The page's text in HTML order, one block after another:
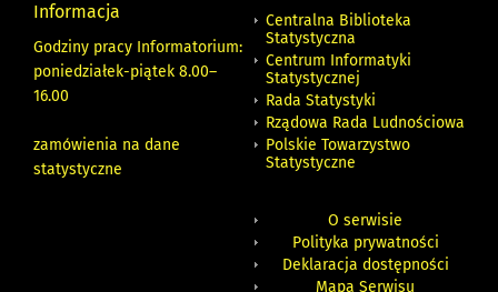
Informacja
Godziny pracy Informatorium:
poniedziałek-piątek 8.00–
16.00
zamówienia na dane
statystyczne
Centralna Biblioteka
Statystyczna
Centrum Informatyki
Statystycznej
Rada Statystyki
Rządowa Rada Ludnościowa
Polskie Towarzystwo
Statystyczne
O serwisie
Polityka prywatności
Deklaracja dostępności
Mapa Serwisu